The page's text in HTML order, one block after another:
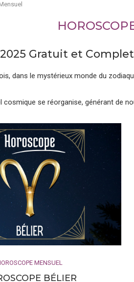
Gratuit et Complet
dans le mystérieux monde du
cosmique se réorganise, générant de
intervient.
passionné, Gémeaux communicatif
sur votre signe solaire, mais aussi
maisons astrologiques, nous
et votre bien-être.
êtes une Vierge méticuleuse ou un
fourniront des indications
vous aide à planifier, à prévoir et à
les secrets de votre carte
et Astrologie au
MENSUEL
BÉLIER